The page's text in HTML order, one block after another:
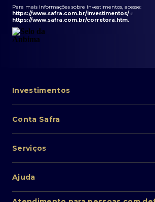
Para mais informações sobre investimentos, acesse:
https://www.safra.com.br/investimentos/ e
https://www.safra.com.br/corretora.htm.
Investimentos
Lista de fundos de investimento
Private Banking
Renda fixa
Conta Safra
Pessoa Física
Cartões
Empréstimos e financiamentos
Serviços
Perda/roubo de celular
Ajuda
Atendimento ao cliente